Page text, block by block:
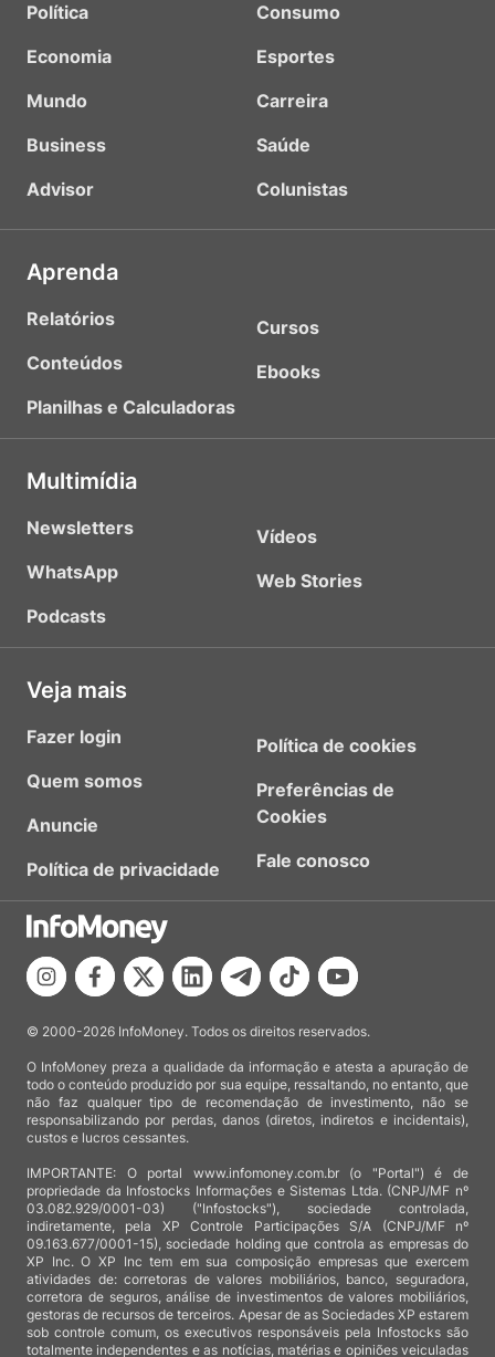
Política
Economia
Mundo
Business
Advisor
Consumo
Esportes
Carreira
Saúde
Colunistas
Aprenda
Relatórios
Conteúdos
Planilhas e Calculadoras
Cursos
Ebooks
Multimídia
Newsletters
WhatsApp
Podcasts
Vídeos
Web Stories
Veja mais
Fazer login
Quem somos
Anuncie
Política de privacidade
Política de cookies
Preferências de
Cookies
Fale conosco
© 2000-2026 InfoMoney. Todos os direitos reservados.
O InfoMoney preza a qualidade da informação e atesta a apuração de
todo o conteúdo produzido por sua equipe, ressaltando, no entanto, que
não faz qualquer tipo de recomendação de investimento, não se
responsabilizando por perdas, danos (diretos, indiretos e incidentais),
custos e lucros cessantes.
IMPORTANTE: O portal www.infomoney.com.br (o "Portal") é de
propriedade da Infostocks Informações e Sistemas Ltda. (CNPJ/MF nº
03.082.929/0001-03) ("Infostocks"), sociedade controlada,
indiretamente, pela XP Controle Participações S/A (CNPJ/MF nº
09.163.677/0001-15), sociedade holding que controla as empresas do
XP Inc. O XP Inc tem em sua composição empresas que exercem
atividades de: corretoras de valores mobiliários, banco, seguradora,
corretora de seguros, análise de investimentos de valores mobiliários,
gestoras de recursos de terceiros. Apesar de as Sociedades XP estarem
sob controle comum, os executivos responsáveis pela Infostocks são
totalmente independentes e as notícias, matérias e opiniões veiculadas